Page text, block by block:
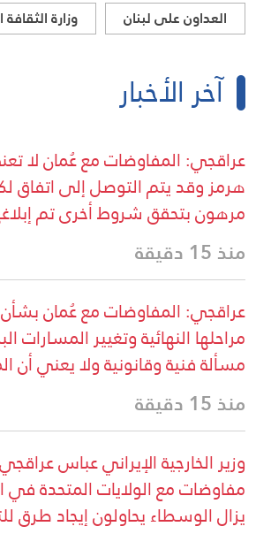
العداون على لبنان وزارة الثقافة
آخر الأخبار
عراقجي: المفاوضات مع عُمان لا
هرمز وقد يتم التوصل إلى اتفاق
مرهون بتحقق شروط أخرى تم
منذ 15 دقيقة
عراقجي: المفاوضات مع عُمان
مراحلها النهائية وتغيير المسارات
مسألة فنية وقانونية ولا يعني أن
منذ 15 دقيقة
وزير الخارجية الإيراني عباس
مفاوضات مع الولايات المتحدة في
يزال الوسطاء يحاولون إيجاد طرق